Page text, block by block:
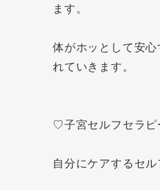
ます。
体がホッとして安
れていきます。
♡子宮セルフセラピ
自分にケアするセ